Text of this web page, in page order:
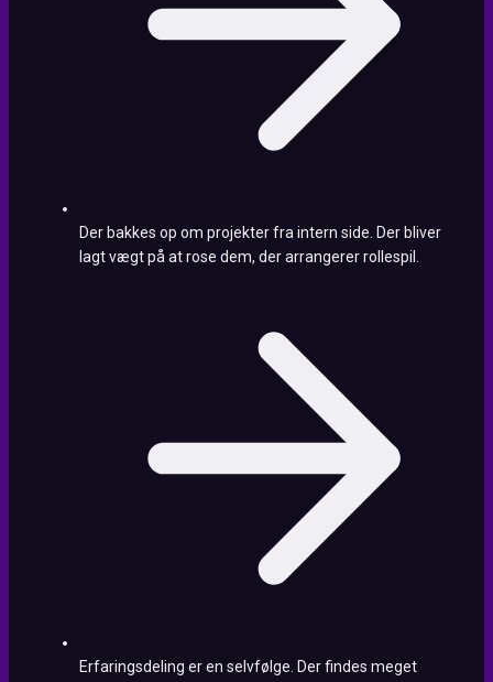
Der bakkes op om projekter fra intern side. Der bliver
lagt vægt på at rose dem, der arrangerer rollespil.
Erfaringsdeling er en selvfølge. Der findes meget